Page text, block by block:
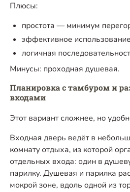
Плюсы:
простота — минимум
эффективное
логичная
Минусы: проходная душевая.
Планировка с тамбуром и
входами
Этот вариант сложнее, но
Входная дверь ведёт в
комнату отдыха, из которой
отдельных входа: один в
парилку. Душевая и парилка
мокрой зоне, вдоль одной из